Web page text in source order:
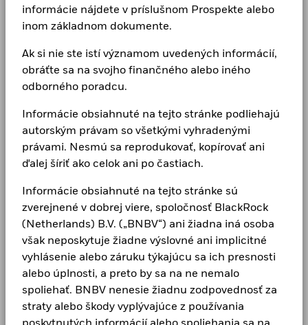
informácie nájdete v príslušnom Prospekte alebo
inom základnom dokumente.
Ak si nie ste istí významom uvedených informácií,
obráťte sa na svojho finančného alebo iného
odborného poradcu.
Informácie obsiahnuté na tejto stránke podliehajú
autorským právam so všetkými vyhradenými
právami. Nesmú sa reprodukovať, kopírovať ani
ďalej šíriť ako celok ani po častiach.
Informácie obsiahnuté na tejto stránke sú
zverejnené v dobrej viere, spoločnosť BlackRock
(Netherlands) B.V. („BNBV“) ani žiadna iná osoba
však neposkytuje žiadne výslovné ani implicitné
vyhlásenie alebo záruku týkajúcu sa ich presnosti
alebo úplnosti, a preto by sa na ne nemalo
spoliehať. BNBV nenesie žiadnu zodpovednosť za
straty alebo škody vyplývajúce z používania
klientom dosiahnuť ich
finančné ciele
Sme správcovia našich klientov.
klientov. Od začiatku až po dnešok naši
zakladatelia neúnavne pracovali na
prispievaní k odolnej ekonomike.
Ako sa investovanie stáva jednoduchším
S burzovo obchodovanými fondmi (ETF) iShares
môžete investovať do rôznych druhov aktív
prostredníctvom jedného fondu, takže sa
nespoliehate len na jednu spoločnosť, ale rozkladáte
svoju investíciu medzi mnohé rôzne firmy.4)